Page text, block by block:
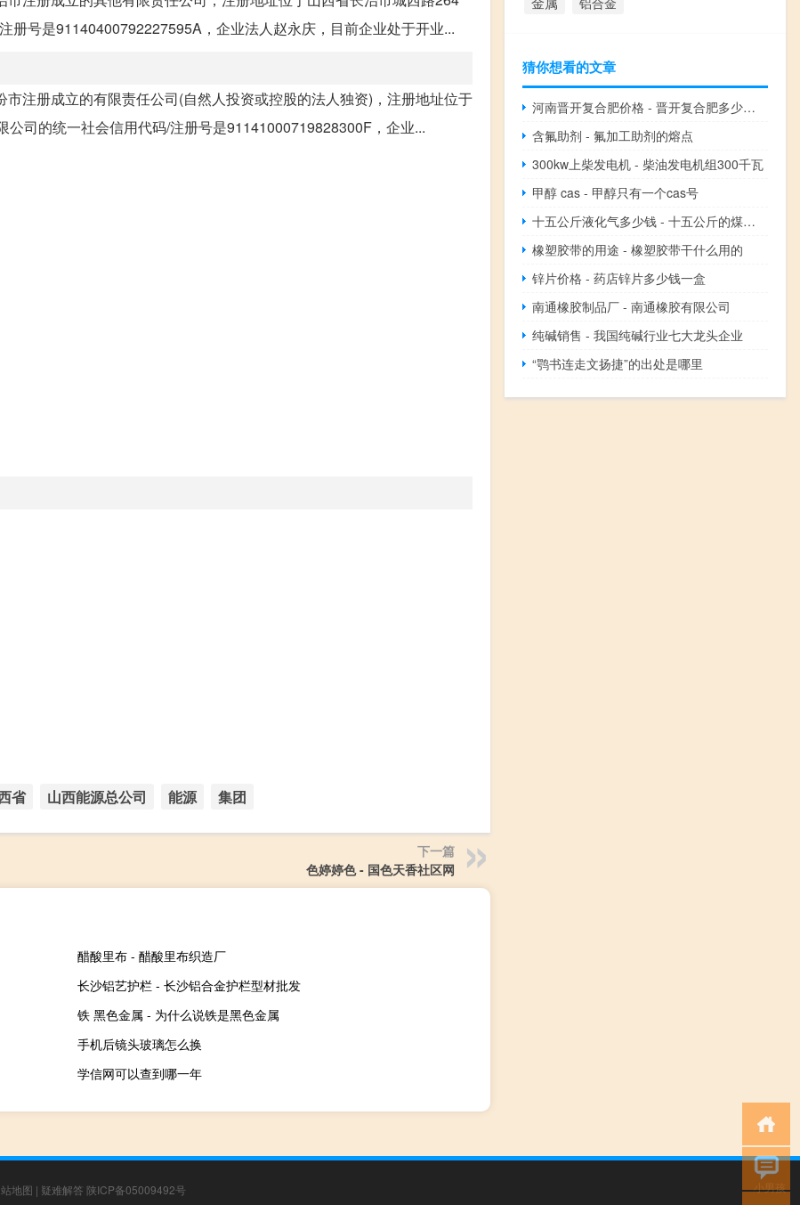
册号是91140400792227595A，企业法人赵永庆，目前企业处于开业...
注册成立的有限责任公司(自然人投资或控股的法人独资)，注册地址位于
司的统一社会信用代码/注册号是91141000719828300F，企业...
省 山西能源总公司 能源 集团
下一篇
色婷婷色 - 国色天香社区网
醋酸里布 - 醋酸里布织造厂
长沙铝艺护栏 - 长沙铝合金护栏型材批发
铁 黑色金属 - 为什么说铁是黑色金属
手机后镜头玻璃怎么换
学信网可以查到哪一年
猜你想看的文章
河南晋开复合肥价格 - 晋开复合肥多少钱一吨
含氟助剂 - 氟加工助剂的熔点
300kw上柴发电机 - 柴油发电机组300千瓦
甲醇 cas - 甲醇只有一个cas号
十五公斤液化气多少钱 - 十五公斤的煤气多少钱
橡塑胶带的用途 - 橡塑胶带干什么用的
锌片价格 - 药店锌片多少钱一盒
南通橡胶制品厂 - 南通橡胶有限公司
纯碱销售 - 我国纯碱行业七大龙头企业
“鹗书连走文扬捷”的出处是哪里
地图 | 疑难解答 陕ICP备05009492号
小男孩